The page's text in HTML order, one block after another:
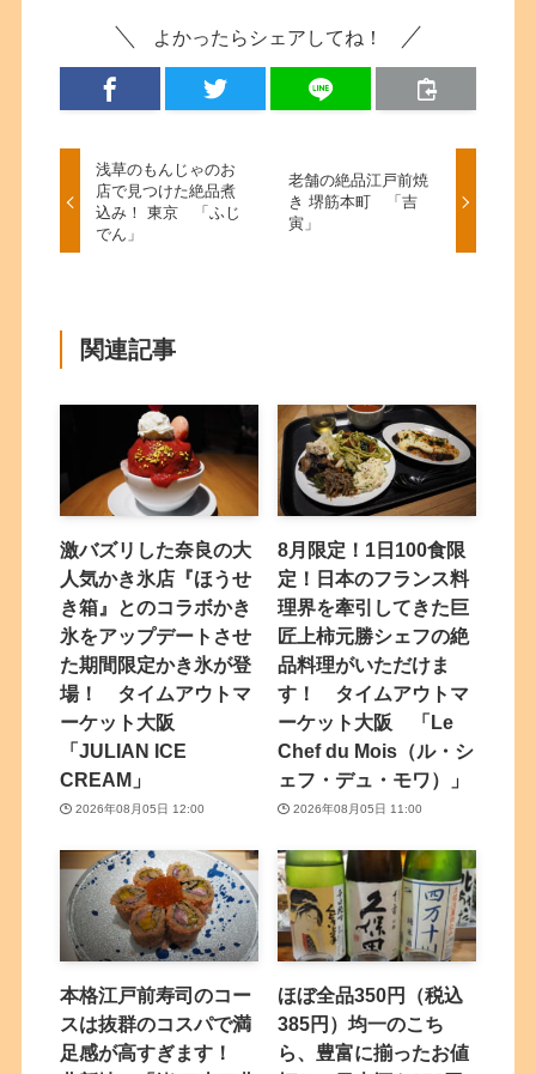
よかったらシェアしてね！
浅草のもんじゃのお
店で見つけた絶品煮
込み！ 東京 「ふじ
でん」
老舗の絶品江戸前焼
き 堺筋本町 「吉
寅」
関連記事
激バズリした奈良の大
人気かき氷店『ほうせ
き箱』とのコラボかき
氷をアップデートさせ
た期間限定かき氷が登
場！ タイムアウトマ
ーケット大阪
「JULIAN ICE
CREAM」
2026年08月05日 12:00
8月限定！1日100食限
定！日本のフランス料
理界を牽引してきた巨
匠上柿元勝シェフの絶
品料理がいただけま
す！ タイムアウトマ
ーケット大阪 「Le
Chef du Mois（ル・シ
ェフ・デュ・モワ）」
2026年08月05日 11:00
本格江戸前寿司のコー
スは抜群のコスパで満
足感が高すぎます！
ほぼ全品350円（税込
385円）均一のこち
ら、豊富に揃ったお値